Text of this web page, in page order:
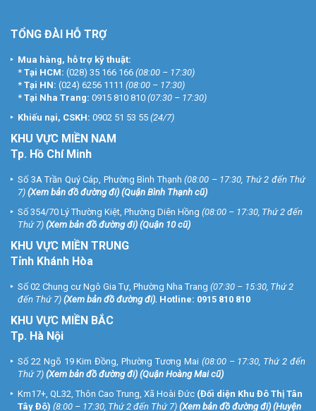
TỔNG ĐÀI HỖ TRỢ
Mua hàng, hỗ trợ kỹ thuật:
* Tại HCM: (028) 35 166 166 (08:00 – 17:30)
* Tại HN: (024) 6256 1111 (08:00 – 17:30)
* Tại Nha Trang: 0915 810 810 (07:30 – 17:30)
Khiếu nại, CSKH: 0902 51 53 55 (24/7)
KHU VỰC MIỀN NAM
Tp. Hồ Chí Minh
Số 3A Trần Quý Cáp, Phường Bình Thạnh (08:00 – 17:30, Thứ 2 đến Thứ
7) (Xem bản đồ đường đi) (Quận Bình Thạnh cũ)
Số 354/70 Lý Thường Kiệt, Phường Diên Hồng (08:00 – 17:30, Thứ 2 đến
Thứ 7) (Xem bản đồ đường đi) (Quận 10 cũ)
KHU VỰC MIỀN TRUNG
Tỉnh Khánh Hòa
Số 02 Chung cư Ngô Gia Tự, Phường Nha Trang (07:30 – 15:30, Thứ 2
đến Thứ 7) (Xem bản đồ đường đi). Hotline: 0915 810 810
KHU VỰC MIỀN BẮC
Tp. Hà Nội
Số 22 Ngõ 19 Kim Đồng, Phường Tương Mai (08:00 – 17:30, Thứ 2 đến
Thứ 7) (Xem bản đồ đường đi) (Quận Hoàng Mai cũ)
Km17+, QL32, Thôn Cao Trung, Xã Hoài Đức (Đối diện Khu Đô Thị Tân
Tây Đô) (8:00 – 17:30, Thứ 2 đến Thứ 7) (Xem bản đồ đường đi) (Huyện